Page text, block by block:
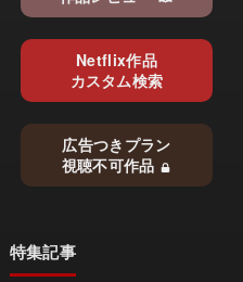
Netflix作品
カスタム検索
広告つきプラン
視聴不可作品
特集記事